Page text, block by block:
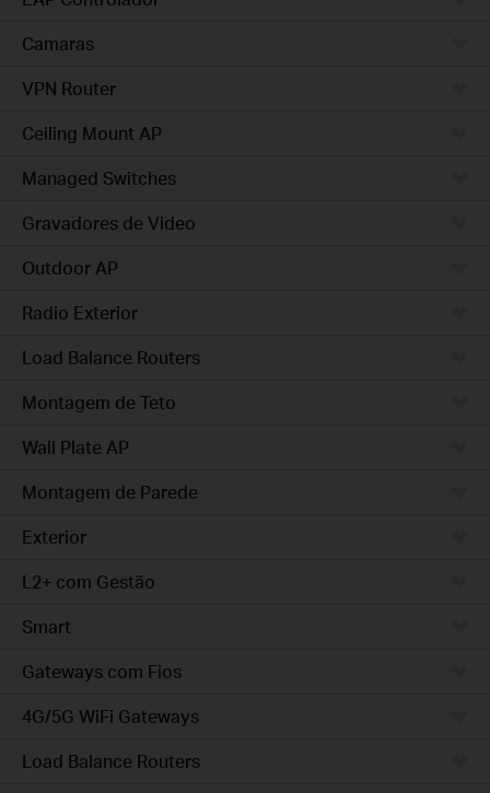
Camaras
VPN Router
Ceiling Mount AP
Managed Switches
Gravadores de Video
Outdoor AP
Radio Exterior
Load Balance Routers
Montagem de Teto
Wall Plate AP
Montagem de Parede
Exterior
L2+ com Gestão
Smart
Gateways com Fios
4G/5G WiFi Gateways
Load Balance Routers